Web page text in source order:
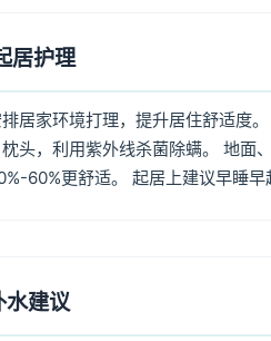
居护理
居家环境打理，提升居住舒适度
头，利用紫外线杀菌除螨。 地面
60%更舒适。 起居上建议早睡
水建议